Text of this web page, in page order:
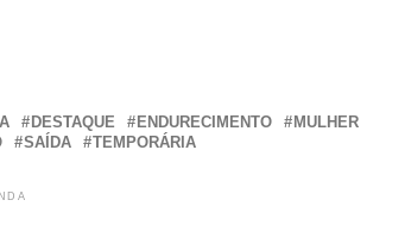
DESTAQUE ENDURECIMENTO
MULHER
SAÍDA TEMPORÁRIA